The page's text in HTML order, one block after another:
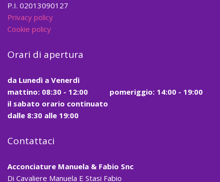
P.I. 02013090127
Privacy policy
Cookie policy
Orari di apertura
da Lunedì a Venerdì
mattino: 08:30 - 12:00
pomeriggio: 14:00 - 19:00
il sabato orario continuato
dalle 8:30 alle 19:00
Contattaci
Acconciature Manuela & Fabio Snc
Di Cavaliere Manuela E Stasi Fabio